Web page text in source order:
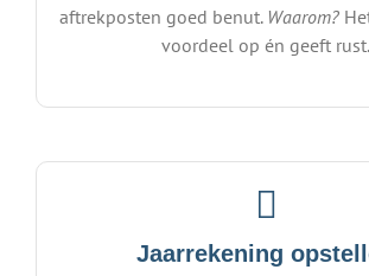
aftrekposten goed benut. Waarom?
voordeel op én geeft rust.
Jaarrekening